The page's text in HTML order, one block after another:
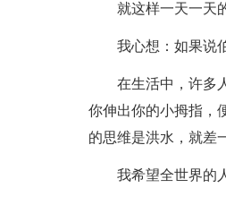
就这样一天一天
我心想：如果说
在生活中，许多
你伸出你的小拇指，
的思维是洪水，就差
我希望全世界的